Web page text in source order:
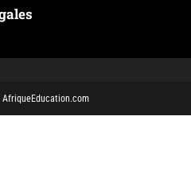
AfriqueEducation.com